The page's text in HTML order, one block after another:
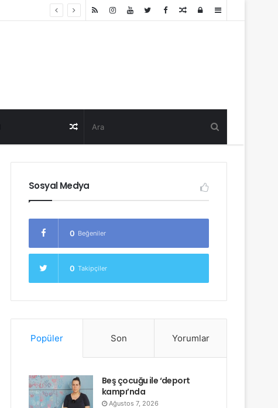
Sidebar
Log
Random
Random
Post
Sosyal Medya
0 Beğeniler
0 Takipçiler
Popüler Son Yorumlar
Beş çocuğu ile ‘deport
kampı’nda
Ağustos 7, 2026